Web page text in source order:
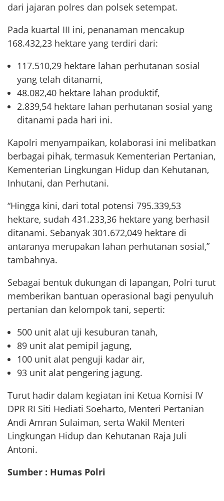
dari jajaran polres dan polsek setempat.
Pada kuartal III ini, penanaman mencakup
168.432,23 hektare yang terdiri dari:
117.510,29 hektare lahan perhutanan sosial
yang telah ditanami,
48.082,40 hektare lahan produktif,
2.839,54 hektare lahan perhutanan sosial yang
ditanami pada hari ini.
Kapolri menyampaikan, kolaborasi ini melibatkan
berbagai pihak, termasuk Kementerian Pertanian,
Kementerian Lingkungan Hidup dan Kehutanan,
Inhutani, dan Perhutani.
“Hingga kini, dari total potensi 795.339,53
hektare, sudah 431.233,36 hektare yang berhasil
ditanami. Sebanyak 301.672,049 hektare di
antaranya merupakan lahan perhutanan sosial,”
tambahnya.
Sebagai bentuk dukungan di lapangan, Polri turut
memberikan bantuan operasional bagi penyuluh
pertanian dan kelompok tani, seperti:
500 unit alat uji kesuburan tanah,
89 unit alat pemipil jagung,
100 unit alat penguji kadar air,
93 unit alat pengering jagung.
Turut hadir dalam kegiatan ini Ketua Komisi IV
DPR RI Siti Hediati Soeharto, Menteri Pertanian
Andi Amran Sulaiman, serta Wakil Menteri
Lingkungan Hidup dan Kehutanan Raja Juli
Antoni.
Sumber : Humas Polri